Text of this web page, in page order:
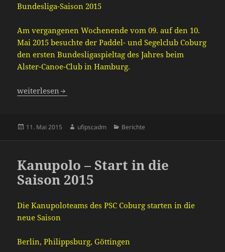
Bundesliga-Saison 2015
Am vergangenen Wochenende vom 09. auf den 10.
Mai 2015 besuchte der Paddel- und Segelclub Coburg
den ersten Bundesligaspieltag des Jahres beim
Alster-Canoe-Club in Hamburg.
Kanupolo – Start der Bundesliga-Saison 2015
weiterlesen
Veröffentlicht
11. Mai 2015 Autor
ufipscadm Kategorien
Berichte
Kanupolo – Start in die
Saison 2015
Die Kanupoloteams des PSC Coburg starten in die
neue Saison
Berlin, Philippsburg, Göttingen